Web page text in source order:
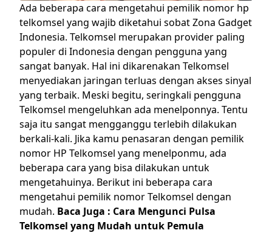
Ada beberapa cara mengetahui pemilik nomor hp
telkomsel yang wajib diketahui sobat Zona Gadget
Indonesia. Telkomsel merupakan provider paling
populer di Indonesia dengan pengguna yang
sangat banyak. Hal ini dikarenakan Telkomsel
menyediakan jaringan terluas dengan akses sinyal
yang terbaik. Meski begitu, seringkali pengguna
Telkomsel mengeluhkan ada menelponnya. Tentu
saja itu sangat mengganggu terlebih dilakukan
berkali-kali. Jika kamu penasaran dengan pemilik
nomor HP Telkomsel yang menelponmu, ada
beberapa cara yang bisa dilakukan untuk
mengetahuinya. Berikut ini beberapa cara
mengetahui pemilik nomor Telkomsel dengan
mudah. Baca Juga : Cara Mengunci Pulsa
Telkomsel yang Mudah untuk Pemula